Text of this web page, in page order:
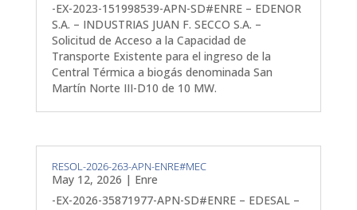
-EX-2023-151998539-APN-SD#ENRE – EDENOR
S.A. – INDUSTRIAS JUAN F. SECCO S.A. –
Solicitud de Acceso a la Capacidad de
Transporte Existente para el ingreso de la
Central Térmica a biogás denominada San
Martín Norte III-D10 de 10 MW.
RESOL-2026-263-APN-ENRE#MEC
May 12, 2026 | Enre
-EX-2026-35871977-APN-SD#ENRE – EDESAL –